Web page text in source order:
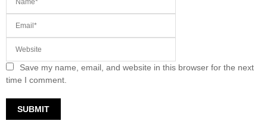
Save my name, email, and website in this browser for the next
time I comment.